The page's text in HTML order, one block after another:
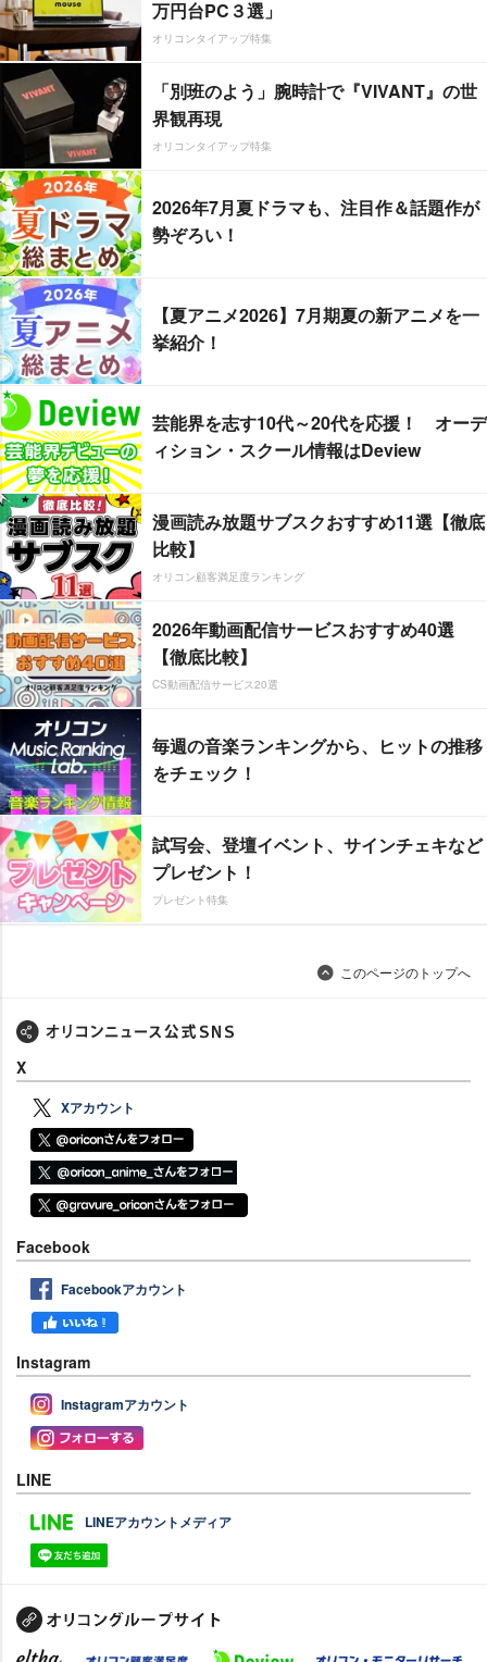
万円台PC３選」
オリコンタイアップ特集
「別班のよう」腕時計で『VIVANT』の世
界観再現
オリコンタイアップ特集
2026年7月夏ドラマも、注目作＆話題作が
勢ぞろい！
【夏アニメ2026】7月期夏の新アニメを一
挙紹介！
芸能界を志す10代～20代を応援！ オーデ
ィション・スクール情報はDeview
漫画読み放題サブスクおすすめ11選【徹底
比較】
オリコン顧客満足度ランキング
2026年動画配信サービスおすすめ40選
【徹底比較】
CS動画配信サービス20選
毎週の音楽ランキングから、ヒットの推移
をチェック！
試写会、登壇イベント、サインチェキなど
プレゼント！
プレゼント特集
このページのトップへ
X
Xアカウント
Facebook
Facebookアカウント
Instagram
Instagramアカウント
LINE
LINEアカウントメディア